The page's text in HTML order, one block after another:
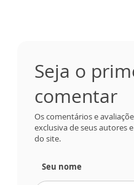
Seja o
comentar
Os comentários e
exclusiva de seus autores
do site.
Seu nome